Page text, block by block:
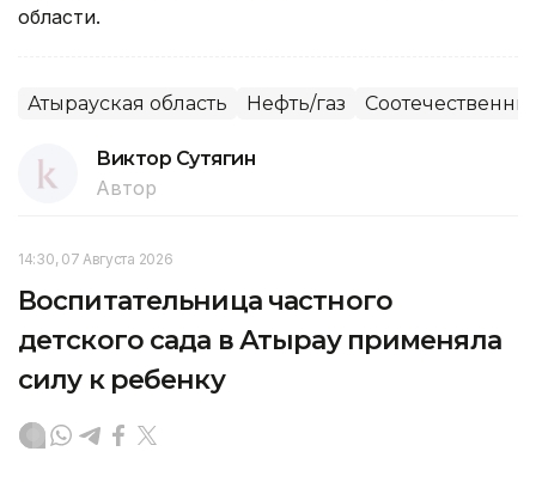
области.
Атырауская область Нефть/газ
Виктор Сутягин
Автор
14:30, 07 Августа 2026
Воспитательница частного
детского сада в Атырау применяла
силу к ребенку